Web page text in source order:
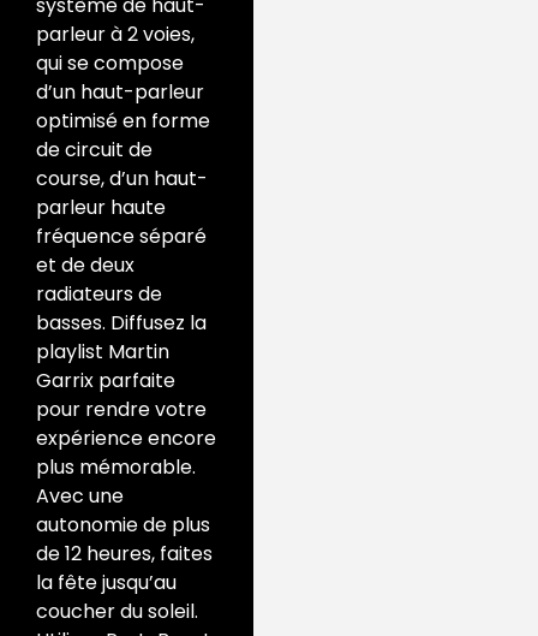
parleur à 2 voies,
qui se compose
d’un haut-parleur
optimisé en forme
de circuit de
course, d’un haut-
parleur haute
fréquence séparé
et de deux
radiateurs de
basses. Diffusez la
playlist Martin
Garrix parfaite
pour rendre votre
expérience encore
plus mémorable.
Avec une
autonomie de plus
de 12 heures, faites
la fête jusqu’au
coucher du soleil.